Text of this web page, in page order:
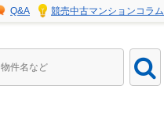
競売中古マンションコラム
Q&A